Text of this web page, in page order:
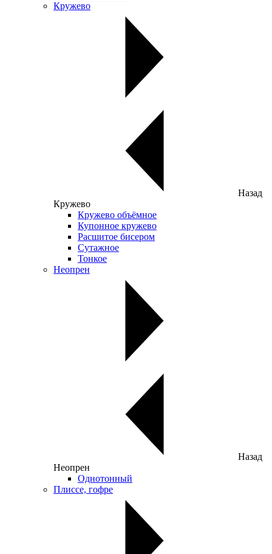
Кружево
Назад
Кружево
Кружево объёмное
Купонное кружево
Расшитое бисером
Сутажное
Тонкое
Неопрен
Назад
Неопрен
Однотонный
Плиссе, гофре